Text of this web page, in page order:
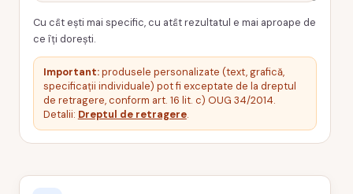
Cu cât ești mai specific, cu atât rezultatul e mai aproape de
ce îți dorești.
Important:produsele personalizate (text, grafică,
specificații individuale) pot fi exceptate de la dreptul
de retragere, conform art. 16 lit. c) OUG 34/2014.
Detalii: Dreptul de retragere.